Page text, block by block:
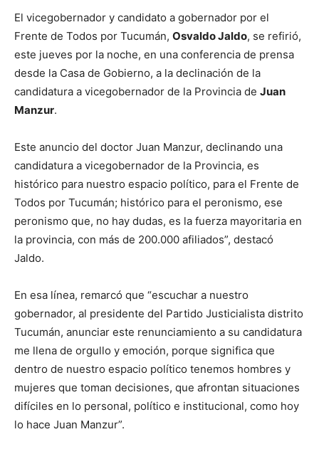
El vicegobernador y candidato a gobernador por el
Frente de Todos por Tucumán, Osvaldo Jaldo, se refirió,
este jueves por la noche, en una conferencia de prensa
desde la Casa de Gobierno, a la declinación de la
candidatura a vicegobernador de la Provincia de Juan
Manzur.
Este anuncio del doctor Juan Manzur, declinando una
candidatura a vicegobernador de la Provincia, es
histórico para nuestro espacio político, para el Frente de
Todos por Tucumán; histórico para el peronismo, ese
peronismo que, no hay dudas, es la fuerza mayoritaria en
la provincia, con más de 200.000 afiliados”, destacó
Jaldo.
En esa línea, remarcó que “escuchar a nuestro
gobernador, al presidente del Partido Justicialista distrito
Tucumán, anunciar este renunciamiento a su candidatura
me llena de orgullo y emoción, porque significa que
dentro de nuestro espacio político tenemos hombres y
mujeres que toman decisiones, que afrontan situaciones
difíciles en lo personal, político e institucional, como hoy
lo hace Juan Manzur”.